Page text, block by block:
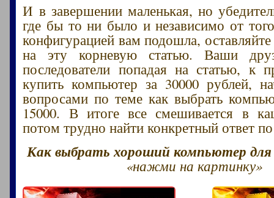
И в завершении маленькая, но
где бы то ни было и независимо от того
конфигурацией вам подошла,
на эту корневую статью. Ваши
последователи попадая на статью, к
купить компьютер за 30000 рублей,
вопросами по теме как выбрать
15000. В итоге все смешивается в
потом трудно найти конкретный ответ
Как выбрать хороший компьютер для
«нажми на картинку»